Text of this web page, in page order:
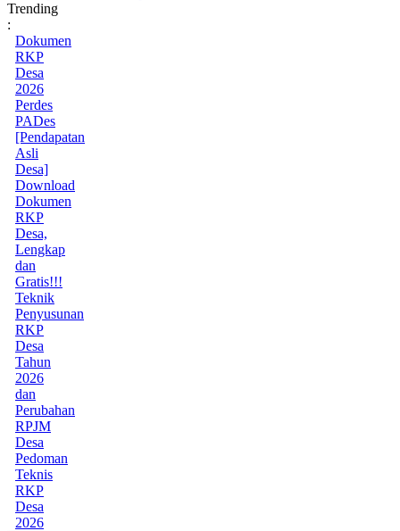
Trending
:
Dokumen
RKP
Desa
2026
Perdes
PADes
[Pendapatan
Asli
Desa]
Download
Dokumen
RKP
Desa,
Lengkap
dan
Gratis!!!
Teknik
Penyusunan
RKP
Desa
Tahun
2026
dan
Perubahan
RPJM
Desa
Pedoman
Teknis
RKP
Desa
2026